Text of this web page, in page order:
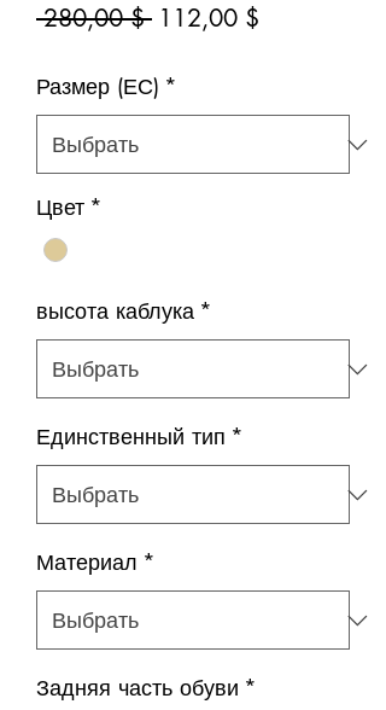
280,00 $ Обычная
112,00 $
Размер (ЕС) *
Цвет *
высота каблука *
Единственный тип *
Материал *
Задняя часть обуви *